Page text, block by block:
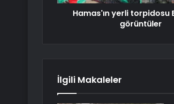
Hamas'ın yerli torpidosu
görüntüler
İlgili Makaleler